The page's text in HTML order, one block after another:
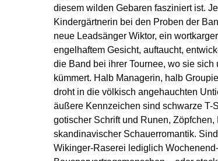
diesem wilden Gebaren fasziniert ist.
Kindergärtnerin bei den Proben der
neue Leadsänger Wiktor, ein
engelhaftem Gesicht, auftaucht,
die Band bei ihrer Tournee, wo sie
kümmert. Halb Managerin, halb
droht in die völkisch angehauchten
äußere Kennzeichen sind schwarze T-
gotischer Schrift und Runen,
skandinavischer Schauerromantik.
Wikinger-Raserei lediglich